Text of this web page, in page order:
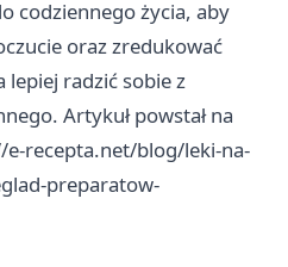
codziennego życia, aby
oraz zredukować
radzić sobie z
Artykuł powstał na
recepta.net/blog/leki-na-
preparatow-